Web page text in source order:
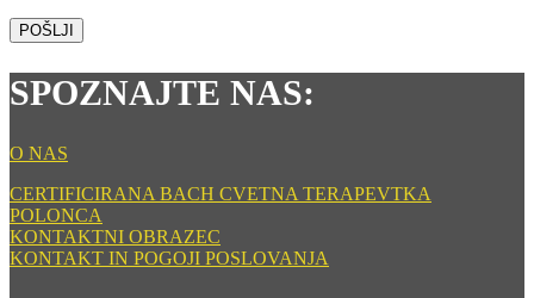
POŠLJI
SPOZNAJTE NAS:
O NAS
CERTIFICIRANA BACH CVETNA TERAPEVTKA
POLONCA
KONTAKTNI OBRAZEC
KONTAKT IN POGOJI POSLOVANJA